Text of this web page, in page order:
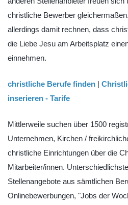
christliche Bewerber
allerdings damit rechnen, dass
die Liebe Jesu am Arbeitsplatz
einnehmen.
christliche Berufe finden |
inserieren - Tarife
Mittlerweile suchen über 1500
Unternehmen, Kirchen /
christliche Einrichtungen über die
Mitarbeiter/innen.
Stellenangebote aus sämtlichen
Onlinebewerbungen, "Jobs der